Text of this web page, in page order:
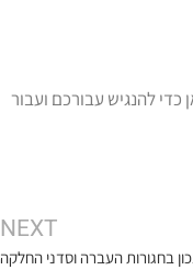
אנו כאן כדי להנגיש עבורכם ועבור
NEXT
בחגורות העברה וסדני החלקה